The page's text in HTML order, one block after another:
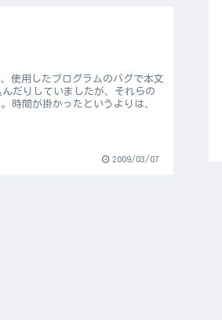
使用したプログラムのバグで本文
だりしていましたが、それらの
時間が掛かったというよりは、
2009/03/07